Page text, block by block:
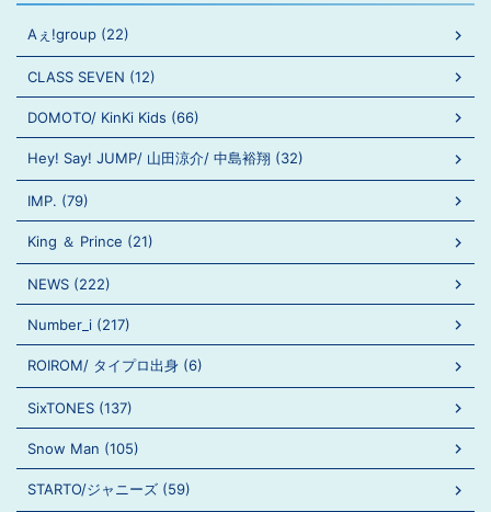
Aぇ!group (22)
CLASS SEVEN (12)
DOMOTO/ KinKi Kids (66)
Hey! Say! JUMP/ 山田涼介/ 中島裕翔 (32)
IMP. (79)
King ＆ Prince (21)
NEWS (222)
Number_i (217)
ROIROM/ タイプロ出身 (6)
SixTONES (137)
Snow Man (105)
STARTO/ジャニーズ (59)